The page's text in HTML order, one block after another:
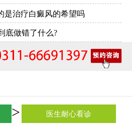
是治疗白癜风的希望吗
底做错了什么?
医生耐心看诊